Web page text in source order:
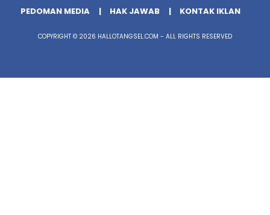
PEDOMAN MEDIA
HAK JAWAB KONTAK IKLAN
COPYRIGHT © 2026 HALLOTANGSEL.COM - ALL RIGHTS RESERVED